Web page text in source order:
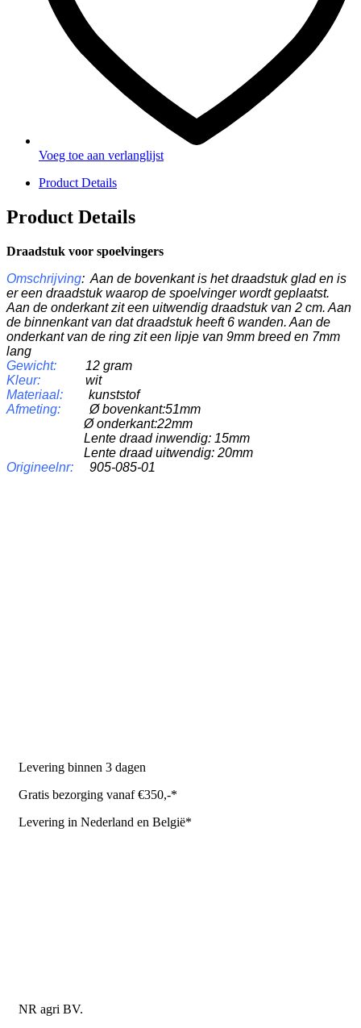
Voeg toe aan verlanglijst
Product Details
Product Details
Draadstuk voor spoelvingers
Omschrijving: Aan de bovenkant is het draadstuk glad en is
er een draadstuk waarop de spoelvinger wordt geplaatst.
Aan de onderkant zit een uitwendig draadstuk van 2 cm. Aan
de binnenkant van dat draadstuk heeft 6 wanden. Aan de
onderkant van de ring zit een lipje van 9mm breed en 7mm
lang
Gewicht:
12 gram
Kleur:
wit
Materiaal:
kunststof
Afmeting:
Øbovenkant:51mm
Øonderkant:22mm
Lente draad inwendig: 15mm
Lente draad uitwendig: 20mm
Origineelnr:
905-085-01
Levering binnen 3 dagen
Gratis bezorging vanaf €350,-*
Levering in Nederland en België*
NR agri BV.